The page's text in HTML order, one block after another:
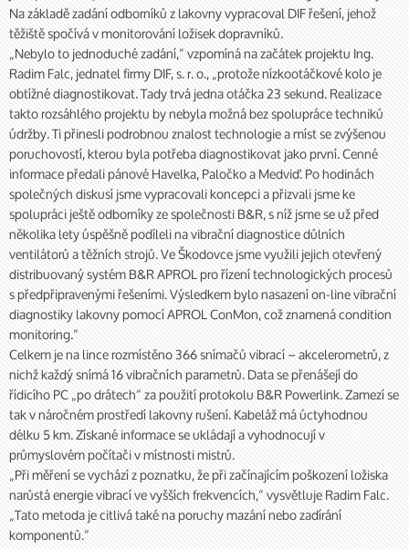
Na základě zadání odborníků z lakovny vypracoval DIF řešení, jehož
těžiště spočívá v monitorování ložisek dopravníků.
„Nebylo to jednoduché zadání,“ vzpomíná na začátek projektu Ing.
Radim Falc, jednatel firmy DIF, s. r. o., „protože nízkootáčkové kolo je
obtížné diagnostikovat. Tady trvá jedna otáčka 23 sekund. Realizace
takto rozsáhlého projektu by nebyla možná bez spolupráce techniků
údržby. Ti přinesli podrobnou znalost technologie a míst se zvýšenou
poruchovostí, kterou byla potřeba diagnostikovat jako první. Cenné
informace předali pánové Havelka, Paločko a Medviď. Po hodinách
společných diskusí jsme vypracovali koncepci a přizvali jsme ke
spolupráci ještě odborníky ze společnosti B&R, s níž jsme se už před
několika lety úspěšně podíleli na vibrační diagnostice důlních
ventilátorů a těžních strojů. Ve Škodovce jsme využili jejich otevřený
distribuovaný systém B&R APROL pro řízení technologických procesů
s předpřipravenými řešeními. Výsledkem bylo nasazení on-line vibrační
diagnostiky lakovny pomocí APROL ConMon, což znamená condition
monitoring.“
Celkem je na lince rozmístěno 366 snímačů vibrací – akcelerometrů, z
nichž každý snímá 16 vibračních parametrů. Data se přenášejí do
řídicího PC „po drátech“ za použití protokolu B&R Powerlink. Zamezí se
tak v náročném prostředí lakovny rušení. Kabeláž má úctyhodnou
délku 5 km. Získané informace se ukládají a vyhodnocují v
průmyslovém počítači v místnosti mistrů.
„Při měření se vychází z poznatku, že při začínajícím poškození ložiska
narůstá energie vibrací ve vyšších frekvencích,“ vysvětluje Radim Falc.
„Tato metoda je citlivá také na poruchy mazání nebo zadírání
komponentů.“